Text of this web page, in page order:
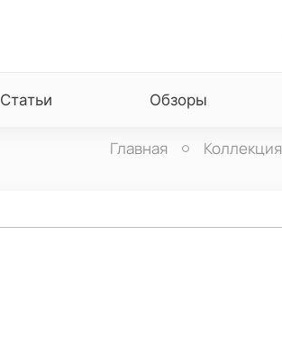
Статьи Обзоры
Главная Коллекция